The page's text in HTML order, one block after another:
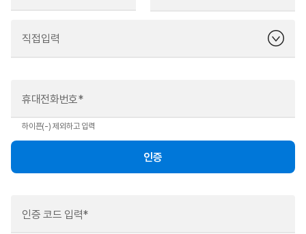
휴대전화번호*
하이픈(-) 제외하고 입력
인증
인증 코드 입력*